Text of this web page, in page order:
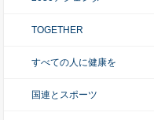
TOGETHER
すべての人に健康を
国連とスポーツ